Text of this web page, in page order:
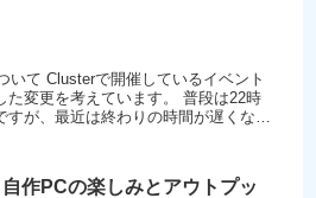
るイベント
を考えています。 普段は22時
すが、最近は終わりの時間が遅くなっ
自作PCの楽しみとアウトプッ